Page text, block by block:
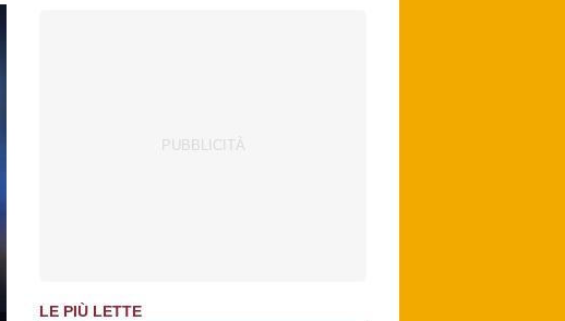
LE PIÙ LETTE